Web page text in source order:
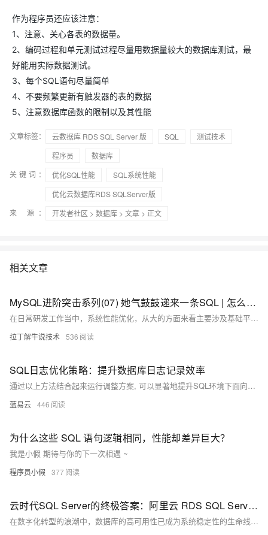
作为程序员还应该注意：
1、注意、关心各表的数据量。
2、编码过程和单元测试过程尽量用数据量较大的数据库测试，最
好能用实际数据测试。
3、每个SQL语句尽量简单
4、不要频繁更新有触发器的表的数据
5、注意数据库函数的限制以及其性能
文章标签： 云数据库 RDS SQL Server 版 SQL
测试技术
程序员
数据库
关键词：
优化SQL性能
SQL系统性能
优化云数据库RDS SQLServer版
来 源：
开发者社区 > 数据库 > 文章 > 正文
相关文章
MySQL进阶突击系列(07) 她气鼓鼓递来一条SQL | 怎么看执行计划、SQL怎么优化?
在日常研发工作当中，系统性能优化，从大的方面来看主要涉及基础平台优化、业务系统性能优化、数据库优化。面对数据库优化，除了DBA在集群性能、服务器调优需要投入精力，我们研发需要负责业务SQL执行优化。当业务数据量达到一定规模后，SQL执行效率可能就会出现瓶颈，影响系统业务响应。掌握如何判断SQL执行慢、以及如何分析SQL执行计划、优化SQL的技能，在工作中解决SQL性能问题显得非常关键。
拉丁解牛说技术 536
SQL日志优化策略：提升数据库日志记录效率
通过以上方法结合起来运行调整方案, 可以显著地提升SQL环境下面向各种搜索引擎服务平台所需要满足标准条件下之数据库登记作业流程综合表现; 同时还能确保系统稳健运行并满越用户体验预期目标.
蓝易云 446
为什么这些 SQL 语句逻辑相同，性能却差异巨大？
我是小假 期待与你的下一次相遇 ~
程序员小假 377
云时代SQL Server的终极答案：阿里云 RDS SQL Server如何用异地容灾重构系统可靠性
在数字化转型的浪潮中，数据库的高可用性已成为系统稳定性的生命线。作为经历过多次生产事故的资深开发者，肯定深知传统自建SQL Server架构的脆弱性——直到遇见阿里云 RDS SQL Server，其革命性的异地容灾架构彻底改写了游戏规则。